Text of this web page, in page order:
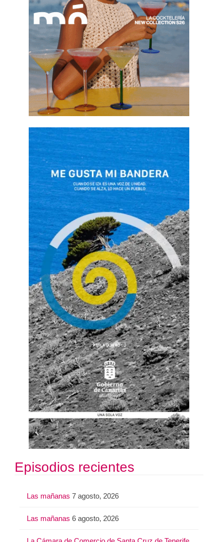
Episodios recientes
Las mañanas 7 agosto, 2026
Las mañanas 6 agosto, 2026